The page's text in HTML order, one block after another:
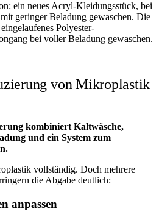
ein neues Acryl-Kleidungsstück, bei
geringer Beladung gewaschen. Die
Polyester-
bei voller Beladung gewaschen.
von Mikroplastik
kombiniert Kaltwäsche,
und ein System zum
vollständig. Doch mehrere
die Abgabe deutlich:
anpassen